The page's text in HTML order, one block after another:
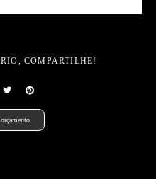
COMPARTILHE!